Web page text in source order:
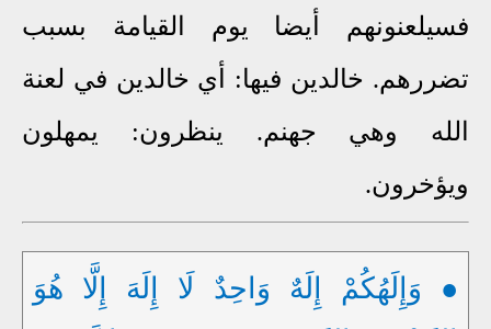
فسيلعنونهم أيضا يوم القيامة بسبب
تضررهم. خالدين فيها: أي خالدين في لعنة
الله وهي جهنم. ينظرون: يمهلون
ويؤخرون.
● وَإِلَهُكُمْ إِلَهٌ وَاحِدٌ لَا إِلَهَ إِلَّا هُوَ